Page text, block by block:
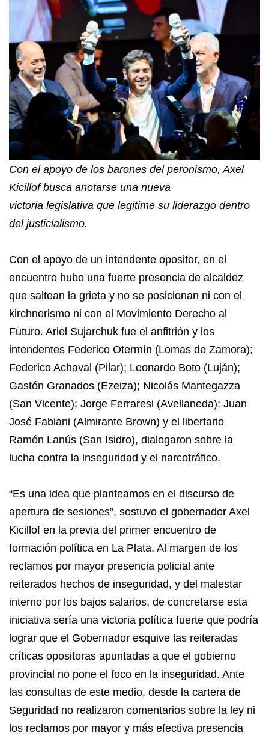
Con el apoyo de los barones del peronismo, Axel
Kicillof busca anotarse una nueva
victoria legislativa que legitime su liderazgo dentro
del justicialismo.
Con el apoyo de un intendente opositor, en el
encuentro hubo una fuerte presencia de alcaldez
que saltean la grieta y no se posicionan ni con el
kirchnerismo ni con el Movimiento Derecho al
Futuro. Ariel Sujarchuk fue el anfitrión y los
intendentes Federico Otermín (Lomas de Zamora);
Federico Achaval (Pilar); Leonardo Boto (Luján);
Gastón Granados (Ezeiza); Nicolás Mantegazza
(San Vicente); Jorge Ferraresi (Avellaneda); Juan
José Fabiani (Almirante Brown) y el libertario
Ramón Lanús (San Isidro), dialogaron sobre la
lucha contra la inseguridad y el narcotráfico.
“Es una idea que planteamos en el discurso de
apertura de sesiones”, sostuvo el gobernador Axel
Kicillof en la previa del primer encuentro de
formación política en La Plata. Al margen de los
reclamos por mayor presencia policial ante
reiterados hechos de inseguridad, y del malestar
interno por los bajos salarios, de concretarse esta
iniciativa sería una victoria política fuerte que podría
lograr que el Gobernador esquive las reiteradas
críticas opositoras apuntadas a que el gobierno
provincial no pone el foco en la inseguridad. Ante
las consultas de este medio, desde la cartera de
Seguridad no realizaron comentarios sobre la ley ni
los reclamos por mayor y más efectiva presencia